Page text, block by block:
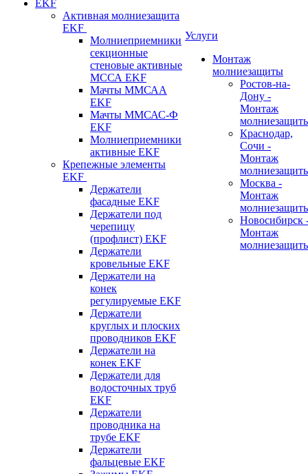
EKF
Активная молниезащита
EKF
Молниеприемники
секционные
стеновые активные
МССА EKF
Мачты ММСАА
EKF
Мачты ММСАС-Ф
EKF
Молниеприемники
активные EKF
Крепежные элементы
EKF
Держатели
фасадные EKF
Держатели под
черепицу
(профлист) EKF
Держатели
кровельные EKF
Держатели на
конек
регулируемые EKF
Держатели
круглых и плоских
проводников EKF
Держатели на
конек EKF
Держатели для
водосточных труб
EKF
Держатели
проводника на
трубе EKF
Держатели
фальцевые EKF
Услуги
Монтаж
молниезащиты
Ростов-на-
Дону -
Монтаж
Краснодар,
Сочи -
Монтаж
Москва -
Монтаж
Новосибирск
Монтаж